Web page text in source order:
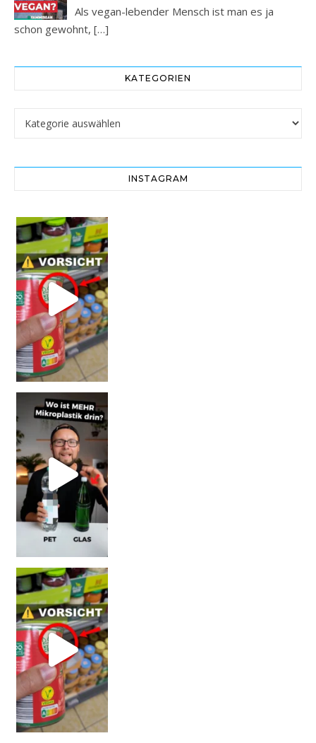
Als vegan-lebender Mensch ist man es ja
schon gewohnt, […]
KATEGORIEN
INSTAGRAM
Vorsicht! Eine Dell
SCHOCK-STUDIE: Mehr Mikroplastik in Glasflaschen
Vorsicht! Eine Dell